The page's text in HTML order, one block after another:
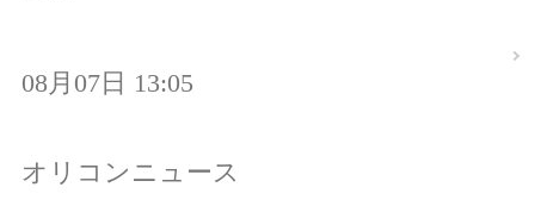
08月07日 13:05
オリコンニュース